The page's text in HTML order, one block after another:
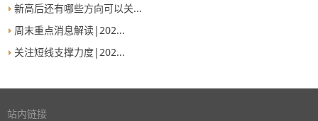
新高后还有哪些方向可以关...
周末重点消息解读|202...
关注短线支撑力度|202...
站内链接